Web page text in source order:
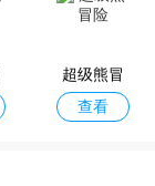
超级熊冒
险
查看